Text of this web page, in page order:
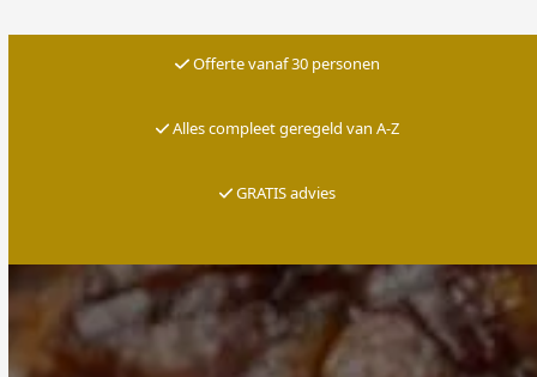
Offerte vanaf 30 personen
Alles compleet geregeld van A-Z
GRATIS advies